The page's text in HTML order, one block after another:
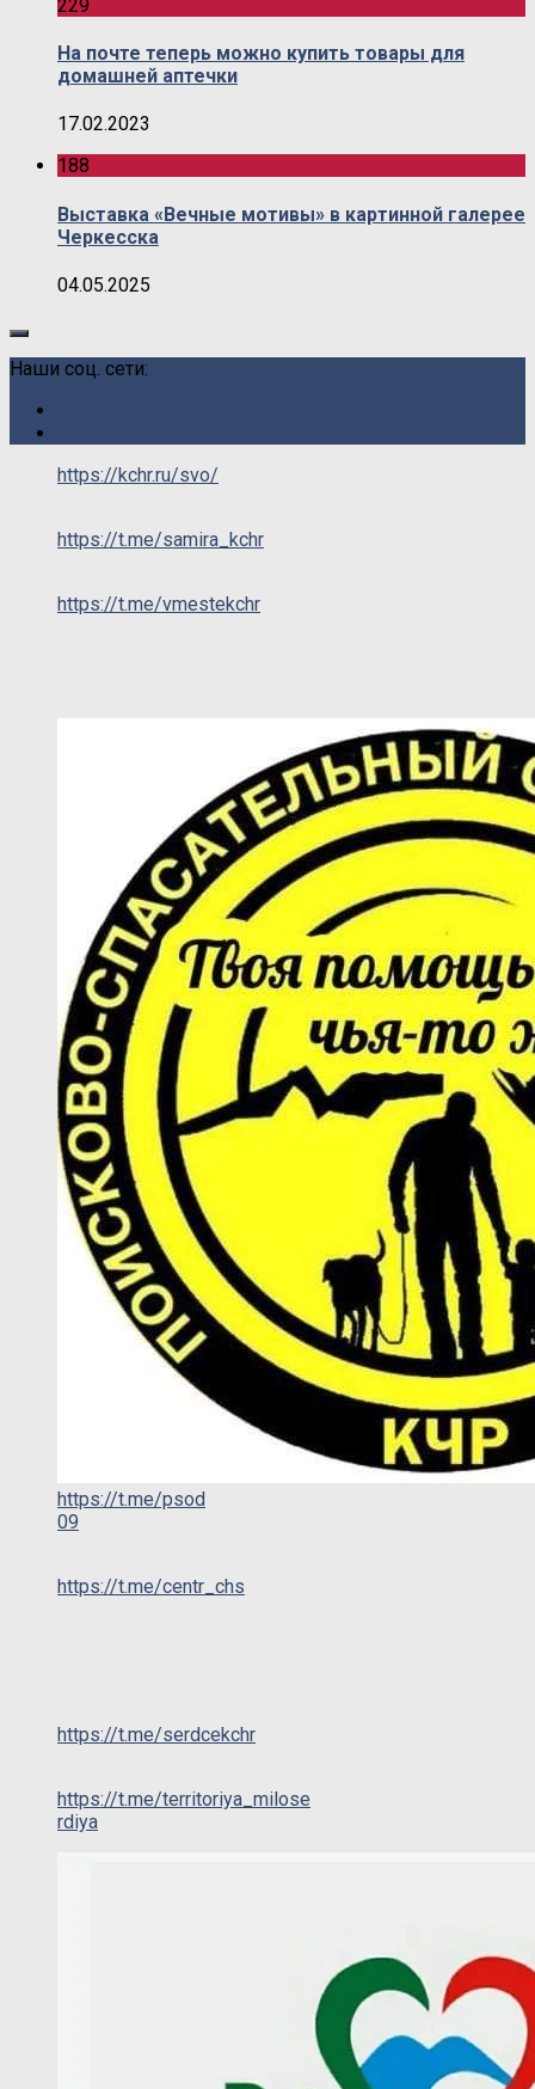
229
На почте теперь можно купить товары для
домашней аптечки
17.02.2023
188
Выставка «Вечные мотивы» в картинной галерее
Черкесска
04.05.2025
Наши соц. сети:
https://kchr.ru/svo/
https://t.me/samira_kchr
https://t.me/vmestekchr
https://t.me/psod
09
https://t.me/centr_chs
https://t.me/serdcekchr
https://t.me/territoriya_milose
rdiya